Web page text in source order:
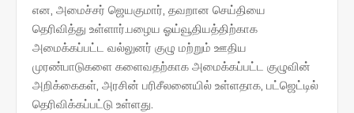
என, அமைச்சர் ஜெயகுமார், தவறான செய்தியை
தெரிவித்து உள்ளார்.பழைய ஓய்வூதியத்திற்காக
அமைக்கப்பட்ட வல்லுனர் குழு மற்றும் ஊதிய
முரண்பாடுகளை களைவதற்காக அமைக்கப்பட்ட குழுவின்
அறிக்கைகள், அரசின் பரிசீலனையில் உள்ளதாக, பட்ஜெட்டில்
தெரிவிக்கப்பட்டு உள்ளது.